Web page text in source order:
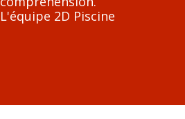
L'équipe 2D Piscine